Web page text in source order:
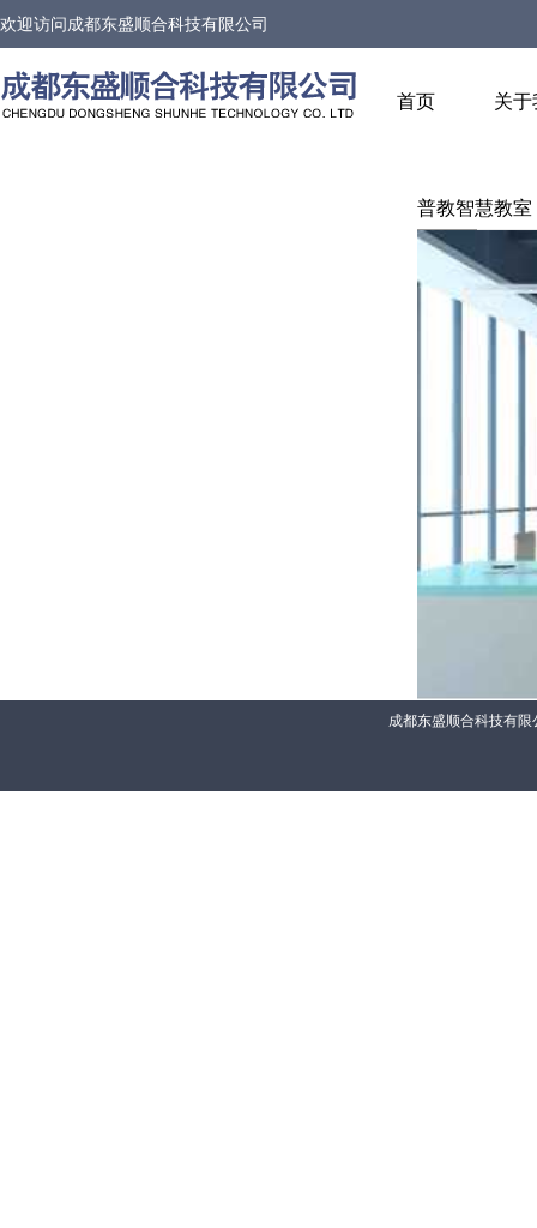
欢迎访问成都东盛顺合科技有限公司
首页 关于
普教智慧教室
成都东盛顺合科技有